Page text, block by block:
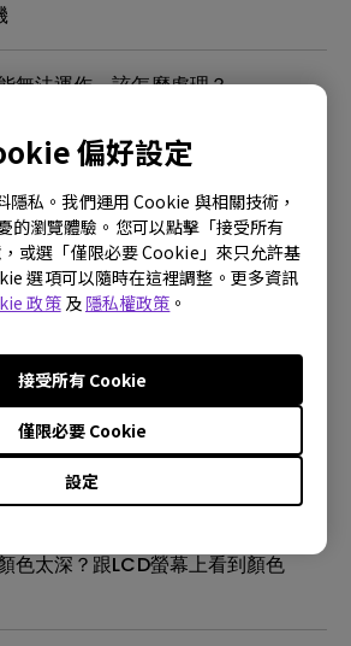
偏好設定
隱私。我們運用 Cookie 與相關技術，
的瀏覽體驗。您可以點擊「接受所有
或選「僅限必要 Cookie」來只允許基
選項可以隨時在這裡調整。更多資訊
政策及 隱私權政策 。
設定
僅限必要 Cookie
接受所有 Cookie
無法運作，該怎麼處理？
Wi-Fi 無線網卡嗎？| 投影機
下會變熱。我該如何解決這個問
的電視一樣支援被動偏光眼鏡觀
？ | 投影機
Cable線最長是多少？ |投影機
色太深？跟LCD螢幕上看到顏色